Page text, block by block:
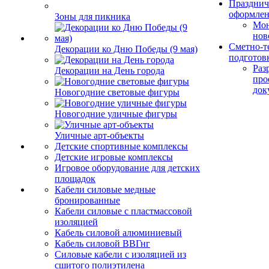
Зоны для пикника
Декорации ко Дню Победы (9 мая)
Декорации на День города
Новогодние световые фигуры
Новогодние уличные фигуры
Уличные арт-объекты
Детские спортивные комплексы
Детские игровые комплексы
Игровое оборудование для детских
площадок
Кабели силовые медные
бронированные
Кабели силовые с пластмассовой
изоляцией
Кабель силовой алюминиевый
Кабель силовой ВВГнг
Силовые кабели с изоляцией из
сшитого полиэтилена
Сметно-